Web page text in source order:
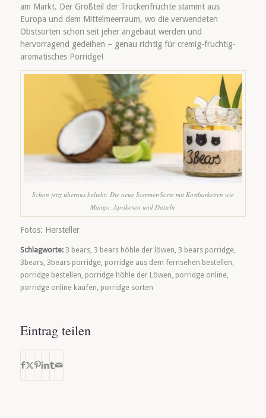
am Markt. Der Großteil der Trockenfrüchte stammt aus
Europa und dem Mittelmeerraum, wo die verwendeten
Obstsorten schon seit jeher angebaut werden und
hervorragend gedeihen – genau richtig für cremig-fruchtig-
aromatisches Porridge!
Schon jetzt überaus beliebt: Die neue Sommer-Sorte mit Kostbarkeiten wie
Mango, Aprikosen und Datteln
Fotos: Hersteller
Schlagworte: 3 bears, 3 bears höhle der löwen, 3 bears porridge,
3bears, 3bears porridge, porridge aus dem fernsehen bestellen,
porridge bestellen, porridge höhle der Löwen, porridge online,
porridge online kaufen, porridge sorten
Eintrag teilen